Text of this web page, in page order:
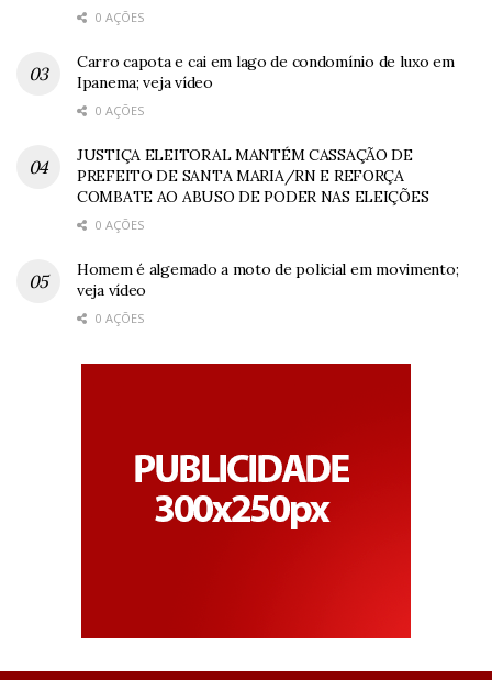
0 AÇÕES
Carro capota e cai em lago de condomínio de luxo em
Ipanema; veja vídeo
0 AÇÕES
JUSTIÇA ELEITORAL MANTÉM CASSAÇÃO DE
PREFEITO DE SANTA MARIA/RN E REFORÇA
COMBATE AO ABUSO DE PODER NAS ELEIÇÕES
0 AÇÕES
Homem é algemado a moto de policial em movimento;
veja vídeo
0 AÇÕES